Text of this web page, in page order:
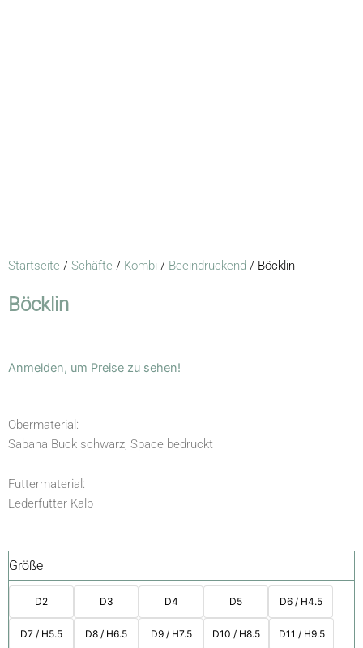
Startseite / Schäfte / Kombi / Beeindruckend / Böcklin
Böcklin
Anmelden, um Preise zu sehen!
Obermaterial:
Sabana Buck schwarz, Space bedruckt
Futtermaterial:
Lederfutter Kalb
Größe
D2 D3 D4 D5 D6 / H4.5
D7 / H5.5 D8 / H6.5 D9 / H7.5 D10 / H8.5 D11 / H9.5